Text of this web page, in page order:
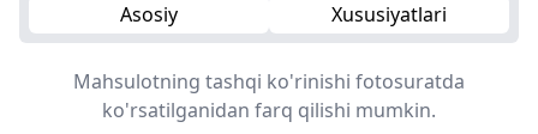
Asosiy Xususiyatlari
Mahsulotning tashqi ko'rinishi fotosuratda
ko'rsatilganidan farq qilishi mumkin.